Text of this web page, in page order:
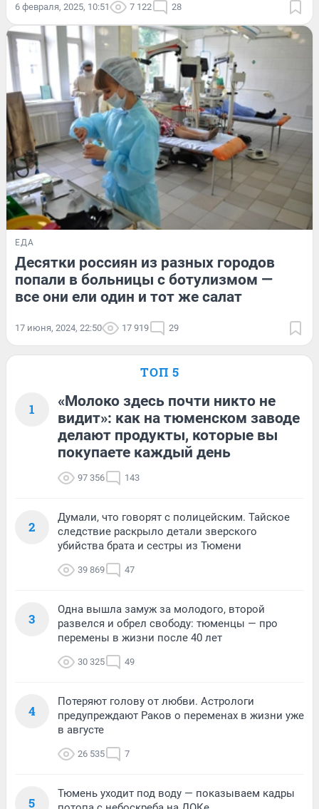
6 февраля, 2025, 10:51 7 122 28
ЕДА
Десятки россиян из разных городов
попали в больницы с ботулизмом —
все они ели один и тот же салат
17 июня, 2024, 22:50 17 919 29
ТОП 5
1
«Молоко здесь почти никто не
видит»: как на тюменском заводе
делают продукты, которые вы
покупаете каждый день
97 356 143
2
Думали, что говорят с полицейским. Тайское
следствие раскрыло детали зверского
убийства брата и сестры из Тюмени
39 869 47
3
Одна вышла замуж за молодого, второй
развелся и обрел свободу: тюменцы — про
перемены в жизни после 40 лет
30 325 49
4
Потеряют голову от любви. Астрологи
предупреждают Раков о переменах в жизни уже
в августе
26 535 7
5
Тюмень уходит под воду — показываем кадры